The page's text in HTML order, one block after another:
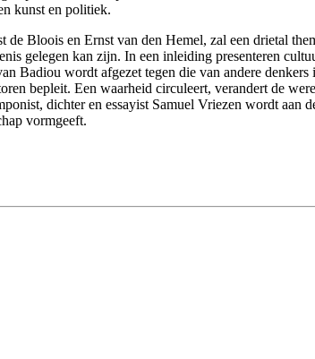
kunst en politiek.
de Bloois en Ernst van den Hemel, zal een drietal
gelegen kan zijn. In een inleiding presenteren
Badiou wordt afgezet tegen die van andere
bepleit. Een waarheid circuleert, verandert de
dichter en essayist Samuel Vriezen wordt aan
vormgeeft.